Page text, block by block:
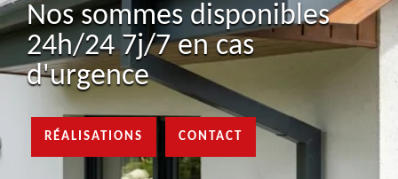
Nos sommes disponibles
24h/24 7j/7 en cas
d'urgence
RÉALISATIONS CONTACT